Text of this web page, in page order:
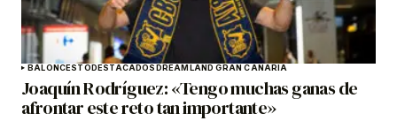
BALONCESTODESTACADOSDREAMLAND GRAN CANARIA
Joaquín Rodríguez: «Tengo muchas ganas de
afrontar este reto tan importante»